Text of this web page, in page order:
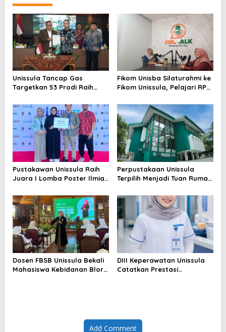
Unissula Tancap Gas
Targetkan 53 Prodi Raih
ACQUIN Lewat Jalur Fast
Track
Fikom Unisba Silaturahmi ke
Fikom Unissula, Pelajari RPL
Laboratorium Unggulan
Pustakawan Unissula Raih
Juara I Lomba Poster Ilmiah
Perpustakaan Unissula
Terpilih Menjadi Tuan Rumah
Dosen FBSB Unissula Bekali
Mahasiswa Kebidanan Blora
DIII Keperawatan Unissula
Catatkan Prestasi
Add Comment